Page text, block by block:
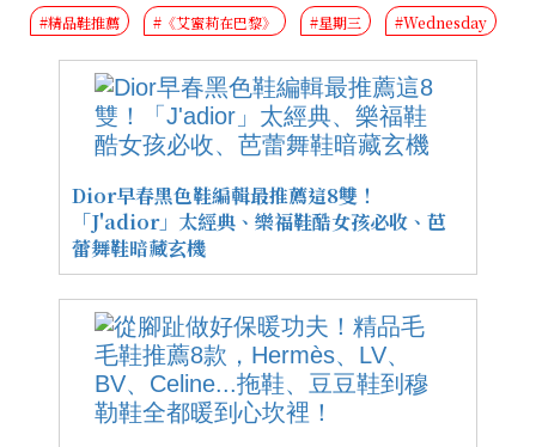
#精品鞋推薦 #《艾蜜莉在巴黎》 #星期三 #Wednesday
Dior早春黑色鞋編輯最推薦這8雙！
「J'adior」太經典、樂福鞋酷女孩必收、芭
蕾舞鞋暗藏玄機